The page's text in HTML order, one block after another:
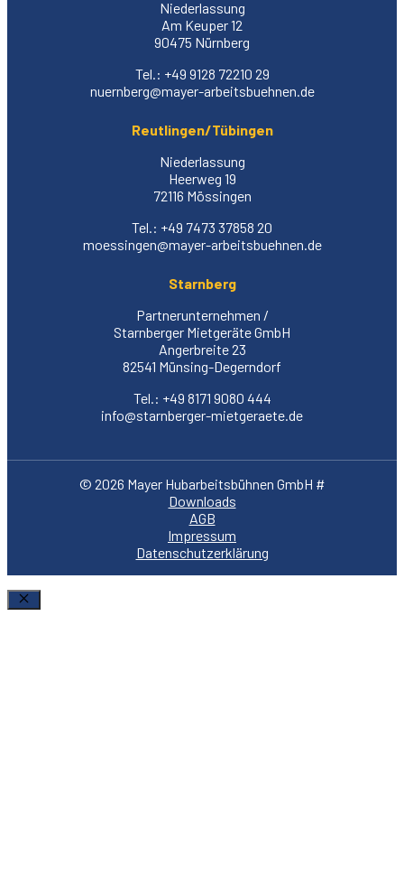
Niederlassung
Am Keuper 12
90475 Nürnberg
Tel.: +49 9128 72210 29
nuernberg@mayer-arbeitsbuehnen.de
Reutlingen/Tübingen
Niederlassung
Heerweg 19
72116 Mössingen
Tel.: +49 7473 37858 20
moessingen@mayer-arbeitsbuehnen.de
Starnberg
Partnerunternehmen /
Starnberger Mietgeräte GmbH
Angerbreite 23
82541 Münsing-Degerndorf
Tel.: +49 8171 9080 444
info@starnberger-mietgeraete.de
© 2026 Mayer Hubarbeitsbühnen GmbH #
Downloads
AGB
Impressum
Datenschutzerklärung
SchlieÃŸen